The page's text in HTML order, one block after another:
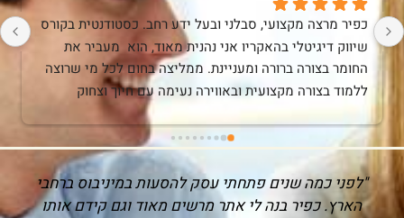
כפיר מרצה מקצועי, סבלני ובעל ידע רחב. כסטודנטית בקורס
שיווק דיגיטלי בהאקריו אני נהנית מאוד, הוא  מעביר את
החומר בצורה ברורה ומעניינת. ממליצה בחום לכל מי שרוצה
ללמוד בצורה מקצועית ובאווירה נעימה עם חיוך וצחוק
שמכניסים קלילות גם לנושאים מורכבים.
"כפיר עזר לי מאוד לקדם את האפליקציה שלי!
מישהו שלא מבין יותר מידי בקידום כפיר הנחה